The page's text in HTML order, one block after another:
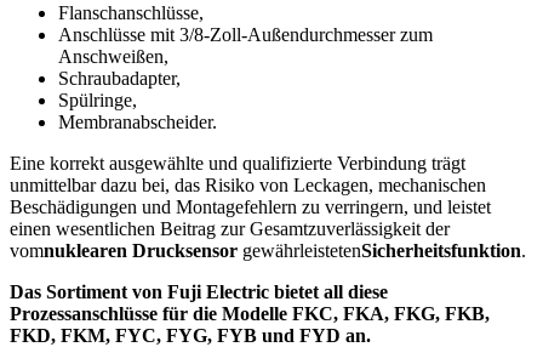
Flanschanschlüsse,
Anschlüsse mit 3/8-Zoll-Außendurchmesser zum
Anschweißen,
Schraubadapter,
Spülringe,
Membranabscheider.
Eine korrekt ausgewählte und qualifizierte Verbindung trägt
unmittelbar dazu bei, das Risiko von Leckagen, mechanischen
Beschädigungen und Montagefehlern zu verringern, und leistet
einen wesentlichen Beitrag zur Gesamtzuverlässigkeit der
vomnuklearen Drucksensor gewährleistetenSicherheitsfunktion.
Das Sortiment von Fuji Electric bietet all diese
Prozessanschlüsse für die Modelle FKC, FKA, FKG, FKB,
FKD, FKM, FYC, FYG, FYB und FYD an.